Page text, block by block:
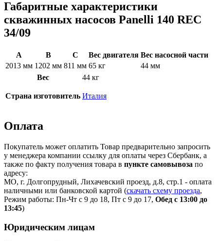
Габаритные характеристики
скважинных насосов Panelli 140 REC
34/09
A B C Вес двигателя Вес насосной части
2013 мм 1202 мм 811 мм 65 кг
44 мм
Вес
44 кг
Страна изготовитель Италия
Оплата
Покупатель может оплатить Товар предварительно запросить
у менеджера компании ссылку для оплаты через Сбербанк, а
также по факту получения товара в пункте самовывоза по
адресу:
МО, г. Долгопрудный, Лихачевский проезд, д.8, стр.1 - оплата
наличными или банковской картой (скачать схему проезда,
Режим работы: Пн-Чт с 9 до 18, Пт с 9 до 17, Обед с 13:00 до
13:45)
Юридическим лицам